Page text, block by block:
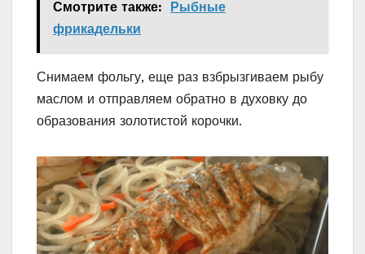
Смотрите также:
Рыбные
фрикадельки
Снимаем фольгу, еще раз взбрызгиваем рыбу
маслом и отправляем обратно в духовку до
образования золотистой корочки.